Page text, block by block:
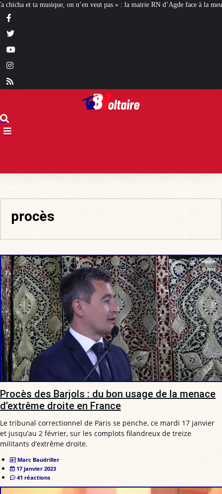
veut pas » : la mairie RN d’Agde face à la meute « antiraciste » La
procès
Procès des Barjols : du bon usage de la menace
d’extrême droite en France
Le tribunal correctionnel de Paris se penche, ce mardi 17 janvier
et jusqu’au 2 février, sur les complots filandreux de treize
militants d’extrême droite.
Marc Baudriller
17 janvier 2023
41 réactions